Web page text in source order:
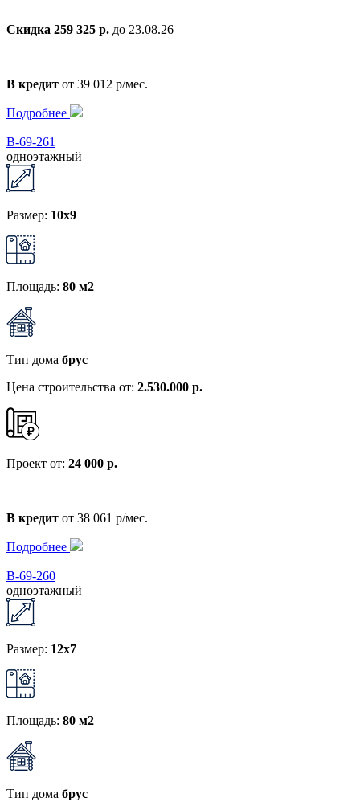
Скидка 259 325 р. до 23.08.26
В кредит от 39 012 р/мес.
Подробнее
В-69-261
одноэтажный
Размер: 10x9
Площадь: 80 м2
Тип дома брус
Цена строительства от: 2.530.000 р.
Проект от: 24 000 р.
В кредит от 38 061 р/мес.
Подробнее
В-69-260
одноэтажный
Размер: 12x7
Площадь: 80 м2
Тип дома брус